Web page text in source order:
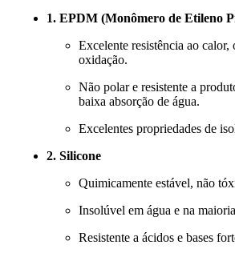
1. EPDM (Monômero de Etileno
Excelente resistência ao
oxidação.
Não polar e resistente a
baixa absorção de água.
Excelentes propriedades de
2. Silicone
Quimicamente estável, não
Insolúvel em água e na
Resistente a ácidos e bases